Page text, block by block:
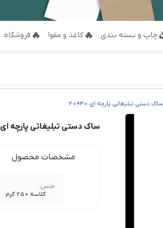
چاپ و بسته بندی کاغذ و مقوا فروشگاه
ساک دستی تبلیغاتی پارچه ای 30×20
ساک دستی تبلیغاتی پارچه ای 30×20
مشخصات محصول
جنس :
گلاسه 250 گرم